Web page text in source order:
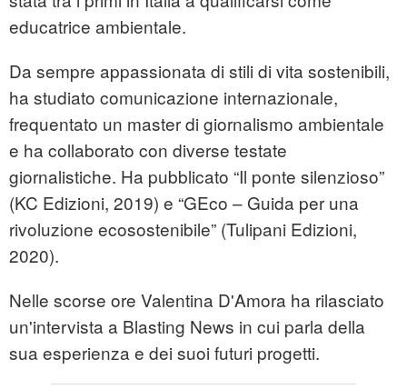
educatrice ambientale.
Da sempre appassionata di stili di vita sostenibili,
ha studiato comunicazione internazionale,
frequentato un master di giornalismo ambientale
e ha collaborato con diverse testate
giornalistiche. Ha pubblicato “Il ponte silenzioso”
(KC Edizioni, 2019) e “GEco – Guida per una
rivoluzione ecosostenibile” (Tulipani Edizioni,
2020).
Nelle scorse ore Valentina D'Amora ha rilasciato
un'intervista a Blasting News in cui parla della
sua esperienza e dei suoi futuri progetti.